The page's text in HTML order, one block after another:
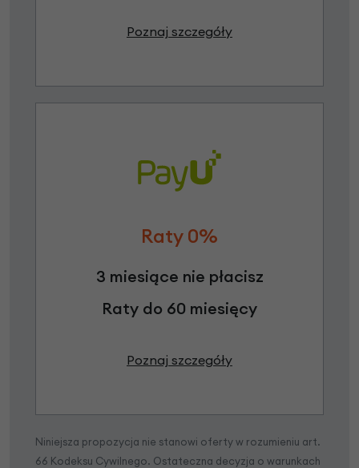
Poznaj szczegóły
Raty 0%
3 miesiące nie płacisz
Raty do 60 miesięcy
Poznaj szczegóły
Niniejsza propozycja nie stanowi oferty w rozumieniu art.
66 Kodeksu Cywilnego. Ostateczna decyzja o warunkach